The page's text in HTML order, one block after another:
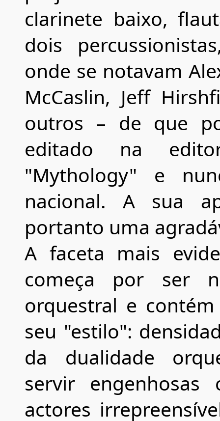
clarinete baixo,
dois
onde se notavam
McCaslin, Jeff
outros – de que
editado na
"Mythology" e
nacional. A sua
portanto uma
A faceta mais
começa por ser
orquestral e
seu "estilo":
da dualidade
servir engenhosas
actores